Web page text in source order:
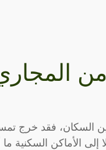
السكان، فقد خرج
الأماكن السكنية